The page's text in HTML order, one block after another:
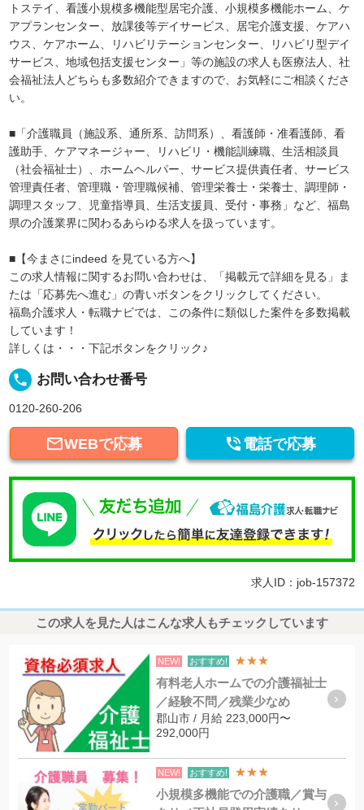
トステイ、看護小規模多機能型居宅介護、小規模多機能ホーム、ケ
アプランセンター、放課後等デイサービス、居宅介護支援、ケアハ
ウス、ケアホーム、リハビリテーションセンター、リハビリ型デイ
サービス、地域包括支援センター」等の施設の求人も医療法人、社
会福祉法人どちらも多数紹介できますので、お気軽にご相談くださ
い。
■「介護職員（施設系、通所系、訪問系）、看護師・准看護師、看
護助手、ケアマネージャー、リハビリ・機能訓練職、生活相談員
（社会福祉士）、ホームヘルパー、サービス提供責任者、サービス
管理責任者、管理職・管理職候補、管理栄養士・栄養士、調理師・
調理スタッフ、児童指導員、生活支援員、受付・事務」など、福島
県の介護業界に関わるあらゆる求人を扱っています。
■【今まさにindeed を見ている方へ】
この求人情報に関するお問い合わせは、「掲載元で詳細を見る」ま
たは「応募先へ進む」の青いボタンをクリックしてください。
福島介護求人・転職ナビでは、この条件に類似した案件を多数掲載
しています！
詳しくは・・・下記ボタンをクリック♪
local_phone お問い合わせ番号
0120-260-206
WEBで応募  電話で応募
求人ID：job-157372
この求人を見た人はこんな求人もチェックしています
NEW! おすすめ! ★★★
有料老人ホームでの介護福祉士
／経験不問／残業少なめ
郡山市 / 月給 223,000円〜
292,000円
NEW! おすすめ! ★★★
小規模多機能での介護職／賞与